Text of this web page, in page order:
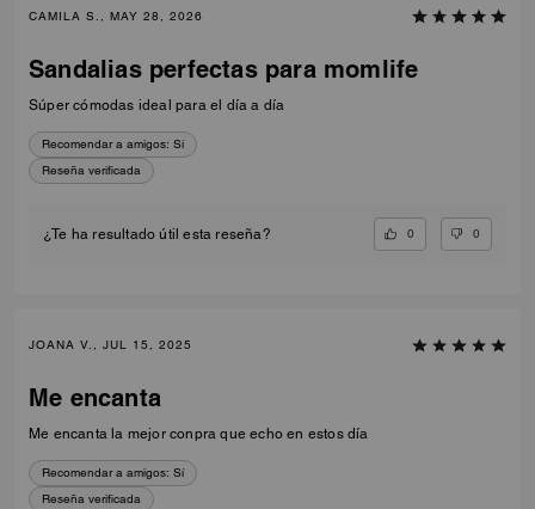
CAMILA S., MAY 28, 2026
Sandalias perfectas para momlife
Súper cómodas ideal para el día a día
Recomendar a amigos: Sí
Reseña verificada
¿Te ha resultado útil esta reseña? 0 0
JOANA V., JUL 15, 2025
Me encanta
Me encanta la mejor conpra que echo en estos día
Recomendar a amigos: Sí
Reseña verificada